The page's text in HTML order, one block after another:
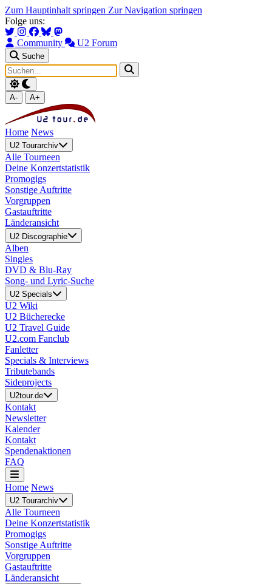
Zum Hauptinhalt springen Zur Navigation springen
Folge uns:
Community U2 Forum
Suche
A- A+
Home News
U2 Tourarchiv
Alle Tourneen
Deine Konzertstatistik
Promogigs
Sonstige Auftritte
Vorgruppen
Gastauftritte
Länderansicht
U2 Discographie
Alben
Singles
DVD & Blu-Ray
Song- und Lyric-Suche
U2 Specials
U2 Wiki
U2 Bücherecke
U2 Travel Guide
U2.com Fanclub
Fanletter
Specials & Interviews
Tributebands
Sideprojects
U2tour.de
Kontakt
Newsletter
Kalender
Kontakt
Spendenaktionen
FAQ
Home News
U2 Tourarchiv
Alle Tourneen
Deine Konzertstatistik
Promogigs
Sonstige Auftritte
Vorgruppen
Gastauftritte
Länderansicht